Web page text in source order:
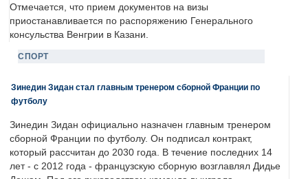
Отмечается, что прием документов на визы
приостанавливается по распоряжению Генерального
консульства Венгрии в Казани.
СПОРТ
Зинедин Зидан стал главным тренером сборной Франции по
футболу
Зинедин Зидан официально назначен главным тренером
сборной Франции по футболу. Он подписал контракт,
который рассчитан до 2030 года. В течение последних 14
лет - с 2012 года - французскую сборную возглавлял Дидье